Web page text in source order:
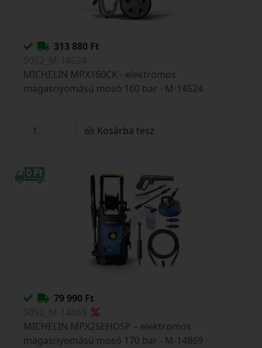
313 880 Ft
MICHELIN MPX160CK - elektromos
magasnyomású mosó 160 bar - M-14524
Kosárba tesz
79 990 Ft
MICHELIN MPX25EHDSP – elektromos
magasnyomású mosó 170 bar - M-14869